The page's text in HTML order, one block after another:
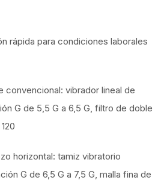
rápida para condiciones laborales
convencional: vibrador lineal de
G de 5,5 G a 6,5 G, filtro de doble
horizontal: tamiz vibratorio
G de 6,5 G a 7,5 G, malla fina de